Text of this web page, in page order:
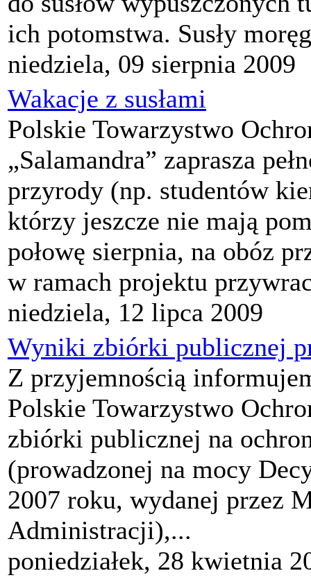
ich potomstwa. Susły
niedziela, 09 sierpnia 2009
Wakacje z susłami
Polskie Towarzystwo
„Salamandra” zaprasza
przyrody (np. studentów
którzy jeszcze nie mają
połowę sierpnia, na obóz
w ramach projektu
niedziela, 12 lipca 2009
Wyniki zbiórki publicznej
Z przyjemnością
Polskie Towarzystwo
zbiórki publicznej na
(prowadzonej na mocy
2007 roku, wydanej przez
Administracji),...
poniedziałek, 28 kwietnia